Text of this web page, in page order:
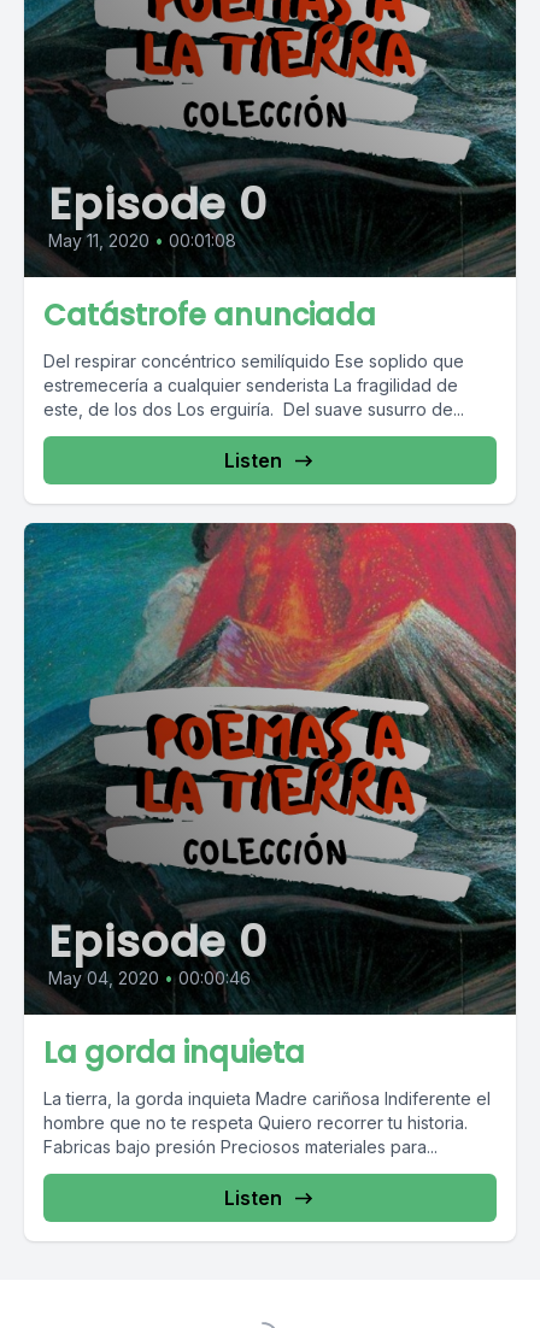
Episode 0
May 11, 2020 • 00:01:08
Catástrofe anunciada
Del respirar concéntrico semilíquido Ese soplido que
estremecería a cualquier senderista La fragilidad de
este, de los dos Los erguiría. Del suave susurro de...
Listen
Episode 0
May 04, 2020 • 00:00:46
La gorda inquieta
La tierra, la gorda inquieta Madre cariñosa Indiferente el
hombre que no te respeta Quiero recorrer tu historia.
Fabricas bajo presión Preciosos materiales para...
Listen